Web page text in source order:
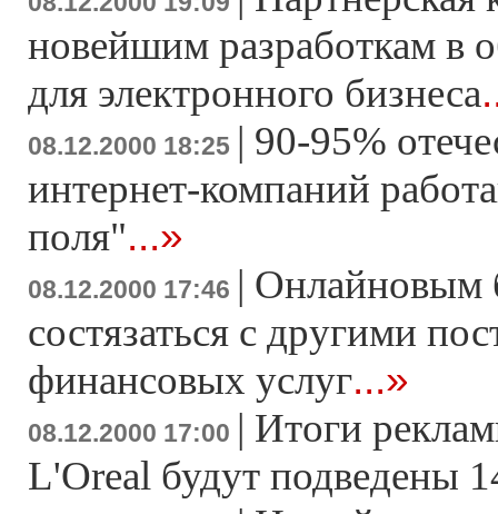
новейшим разработкам в
для электронного бизнеса
08.12.2000 18:25 | 90-95%
интернет-компаний
поля"...»
08.12.2000 17:46 | Онлайновым
состязаться с другими
финансовых услуг...»
08.12.2000 17:00 | Итоги
L'Oreal будут подведены